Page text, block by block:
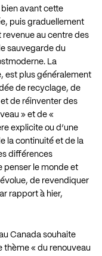
avant cette
puis graduellement
revenue au centre des
sauvegarde du
La
est plus généralement
de recyclage, de
de réinventer des
» et de «
explicite ou d’une
la continuité et de la
différences
penser le monde et
de revendiquer
rapport à hier,
Canada souhaite
thème « du renouveau